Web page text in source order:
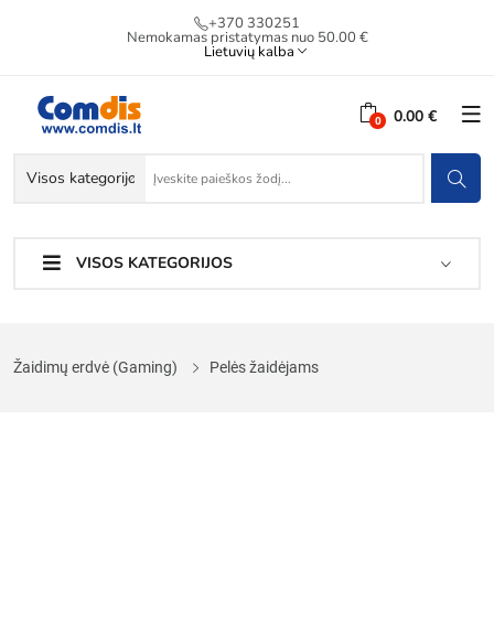
+370 330251
Nemokamas pristatymas nuo 50.00 €
Lietuvių kalba
0.00 €
VISOS KATEGORIJOS
Žaidimų erdvė (Gaming) Pelės žaidėjams